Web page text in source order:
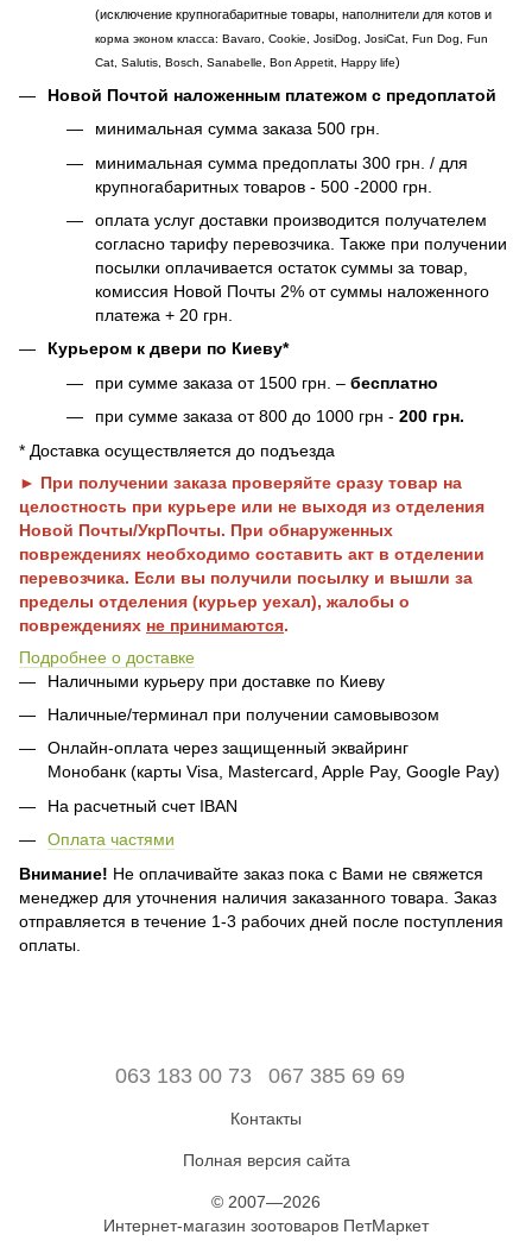
(исключение крупногабаритные товары, наполнители для котов и
корма эконом класса: Bavaro, Cookie, JosiDog, JosiCat, Fun Dog, Fun
Cat, Salutis, Bosch, Sanabelle, Bon Appetit, Happy life)
Новой Почтой наложенным платежом с предоплатой
минимальная сумма заказа 500 грн.
минимальная сумма предоплаты 300 грн. / для
крупногабаритных товаров - 500 -2000 грн.
оплата услуг доставки производится получателем
согласно тарифу перевозчика. Также при получении
посылки оплачивается остаток суммы за товар,
комиссия Новой Почты 2% от суммы наложенного
платежа + 20 грн.
Курьером к двери по Киеву*
при сумме заказа от 1500 грн. – бесплатно
при сумме заказа от 800 до 1000 грн - 200 грн.
* Доставка осуществляется до подъезда
► При получении заказа проверяйте сразу товар на
целостность при курьере или не выходя из отделения
Новой Почты/УкрПочты. При обнаруженных
повреждениях необходимо составить акт в отделении
перевозчика. Если вы получили посылку и вышли за
пределы отделения (курьер уехал), жалобы о
повреждениях не принимаются.
Подробнее о доставке
Наличными курьеру при доставке по Киеву
Наличные/терминал при получении самовывозом
Онлайн-оплата через защищенный эквайринг
Монобанк (карты Visa, Mastercard, Apple Pay, Google Pay)
На расчетный счет IBAN
Оплата частями
Внимание! Не оплачивайте заказ пока с Вами не свяжется
менеджер для уточнения наличия заказанного товара. Заказ
отправляется в течение 1-3 рабочих дней после поступления
оплаты.
063 183 00 73 067 385 69 69
Контакты
Полная версия сайта
© 2007—2026
Интернет-магазин зоотоваров ПетМаркет